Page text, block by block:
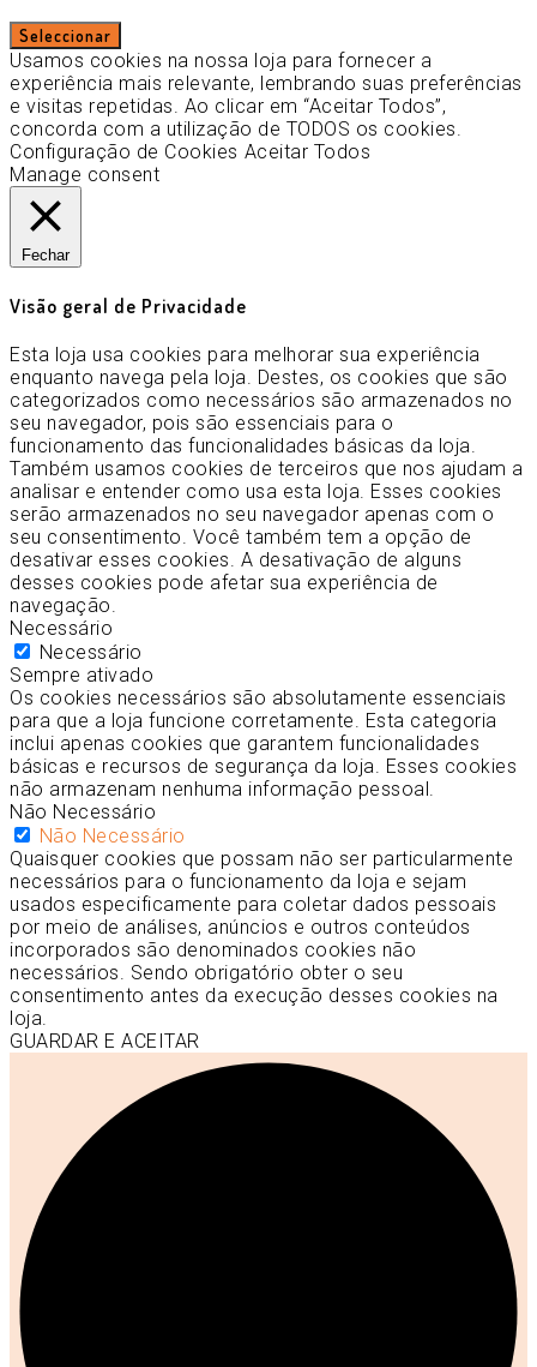
Seleccionar
Usamos cookies na nossa loja para fornecer a
experiência mais relevante, lembrando suas preferências
e visitas repetidas. Ao clicar em “Aceitar Todos”,
concorda com a utilização de TODOS os cookies.
Configuração de Cookies Aceitar Todos
Manage consent
Fechar
Visão geral de Privacidade
Esta loja usa cookies para melhorar sua experiência
enquanto navega pela loja. Destes, os cookies que são
categorizados como necessários são armazenados no
seu navegador, pois são essenciais para o
funcionamento das funcionalidades básicas da loja.
Também usamos cookies de terceiros que nos ajudam a
analisar e entender como usa esta loja. Esses cookies
serão armazenados no seu navegador apenas com o
seu consentimento. Você também tem a opção de
desativar esses cookies. A desativação de alguns
desses cookies pode afetar sua experiência de
navegação.
Necessário
Necessário
Sempre ativado
Os cookies necessários são absolutamente essenciais
para que a loja funcione corretamente. Esta categoria
inclui apenas cookies que garantem funcionalidades
básicas e recursos de segurança da loja. Esses cookies
não armazenam nenhuma informação pessoal.
Não Necessário
Não Necessário
Quaisquer cookies que possam não ser particularmente
necessários para o funcionamento da loja e sejam
usados especificamente para coletar dados pessoais
por meio de análises, anúncios e outros conteúdos
incorporados são denominados cookies não
necessários. Sendo obrigatório obter o seu
consentimento antes da execução desses cookies na
loja.
GUARDAR E ACEITAR